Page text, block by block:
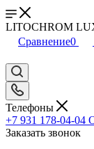
LITOCHROM
Сравнение0
Телефоны
+7 931 178-04-04
Заказать звонок